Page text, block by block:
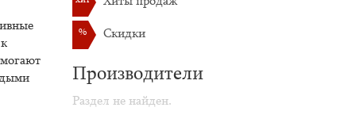
% Скидки
Производители
Раздел не найден.